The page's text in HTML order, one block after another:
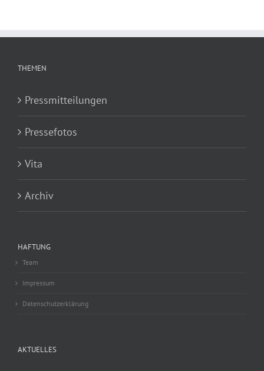
THEMEN
Pressmitteilungen
Pressefotos
Vita
Archiv
HAFTUNG
Team
Impressum
Datenschutzerklärung
AKTUELLES